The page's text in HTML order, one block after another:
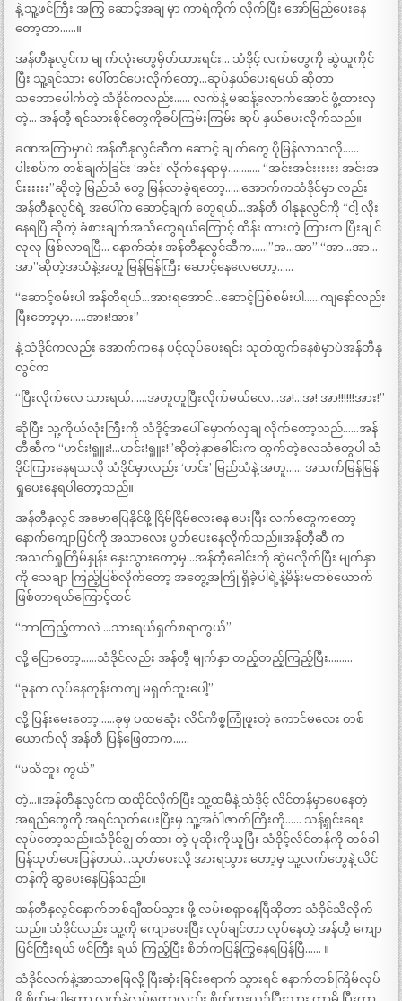
နဲ့ သူ့ဖင်ကြီး အကြွ ဆောင့်အချ မှာ ကာရံကိုက် လိုက်ပြီး အော်မြည်ပေးနေ
တော့တာ……။
အန်တီနုလွင်က မျ က်လုံးတွေမှိတ်ထားရင်း… သံဒိုင့် လက်တွေကို ဆွဲယူကိုင်
ပြီး သူ့ရင်သား ပေါ်တင်ပေးလိုက်တော့…ဆုပ်နှယ်ပေးရမယ် ဆိုတာ
သဘောပေါက်တဲ့ သံဒိုင်ကလည်း…… လက်နဲ့ မဆန့်လောက်အောင် ဖွံ့ထားလှ
တဲ့… အန်တီ့ ရင်သားစိုင်တွေကိုခပ်ကြမ်းကြမ်း ဆုပ် နှယ်ပေးလိုက်သည်။
ခဏအကြာမှာပဲ အန်တီနုလွင်ဆီက ဆောင့် ချ က်တွေ ပိုမြန်လာသလို……
ပါးစပ်က တစ်ချက်ခြင်း ‘အင်း’ လိုက်နေရာမှ………… “အင်းအင်းးးးးး အင်းအ
င်းးးးးး”ဆိုတဲ့ မြည်သံ တွေ မြန်လာခဲ့ရတော့……အောက်ကသံဒိုင်မှာ လည်း
အန်တီနုလွင်ရဲ့ အပေါ်က ဆောင့်ချက် တွေရယ်…အန်တီ ဝါနုနုလွင်ကို “ငါ့ လိုး
နေရပြီ ဆိုတဲ့ ခံစားချက်အသိတွေရယ်ကြောင့် ထိန်း ထားတဲ့ ကြားက ပြီးချ င်
လုလု ဖြစ်လာရပြီ… နောက်ဆုံး အန်တီနုလွင်ဆီက……”အ…အာ” “အာ…အာ…
အာ”ဆိုတဲ့အသံနဲ့အတူ မြန်မြန်ကြီး ဆောင့်နေလေတော့……
“ဆောင့်စမ်းပါ အန်တီရယ်…အားရအောင်…ဆောင့်ပြစ်စမ်းပါ……ကျနော်လည်း
ပြီးတော့မှာ……အား!အား”
နဲ့ သံဒိုင်ကလည်း အောက်ကနေ ပင့်လုပ်ပေးရင်း သုတ်ထွက်နေစဲမှာပဲအန်တီနု
လွင်က
“ပြီးလိုက်လေ သားရယ်……အတူတူပြီးလိုက်မယ်လေ…အ!…အ! အာ!!!!!!အား!”
ဆိုပြီး သူ့ကိုယ်လုံးကြီးကို သံဒိုင့်အပေါ် မှောက်လှချ လိုက်တော့သည်……အန်
တီဆီက “ဟင်း!ရူူး!…ဟင်း!ရူူး!”ဆိုတဲ့နှာခေါင်းက ထွက်တဲ့လေသံတွေပါ သံ
ဒိုင်ကြားနေရသလို သံဒိုင်မှာလည်း ‘ဟင်း’ မြည်သံနဲ့ အတူ…… အသက်မြန်မြန်
ရှုပေးနေရပါတော့သည်။
အန်တီနုလွင် အမောပြေနိုင်ဖို့ ငြိမ်ငြိမ်လေးနေ ပေးပြီး လက်တွေကတော့
နောက်ကျောပြင်ကို အသာလေး ပွတ်ပေးနေလိုက်သည်။အန်တီ့ဆီ က
အသက်ရှုကြိမ်နှုန်း နှေးသွားတော့မှ…အန်တီ့ခေါင်းကို ဆွဲမလိုက်ပြီး မျက်နှာ
ကို သေချာ ကြည့်ပြစ်လိုက်တော့ အတွေ့အကြုံ ရှိခဲ့ပါရဲ့နဲ့မိန်းမတစ်ယောက်
ဖြစ်တာရယ်ကြောင့်ထင်
“ဘာကြည့်တာလဲ …သားရယ်ရှက်စရာကွယ်”
လို့ ပြောတော့……သံဒိုင်လည်း အန်တီ့ မျက်နှာ တည့်တည့်ကြည့်ပြီး………
“ခုနက လုပ်နေတုန်းကကျ မရှက်ဘူးပေါ့”
လို့ ပြန်းမေးတော့……ခုမှ ပထမဆုံး လိင်ကိစ္စကြုံဖူးတဲ့ ကောင်မလေး တစ်
ယောက်လို အန်တီ ပြန်ဖြေတာက……
“မသိဘူး ကွယ်”
တဲ့…။အန်တီနုလွင်က ထထိုင်လိုက်ပြီး သူ့ထမီနဲ့ သံဒိုင့် လိင်တန်မှာပေနေတဲ့
အရည်တွေကို အရင်သုတ်ပေးပြီးမှ သူ့အင်္ဂါဇာတ်ကြီးကို…… သန့်ရှင်းရေး
လုပ်တော့သည်။သံဒိုင်ချွ တ်ထား တဲ့ ပုဆိုးကိုယူပြီး သံဒိုင့်လိင်တန်ကို တစ်ခါ
ပြန်သုတ်ပေးပြန်တယ်…သုတ်ပေးလို့ အားရသွား တော့မှ သူ့လက်တွေနဲ့ လိင်
တန်ကို ဆွပေးနေပြန်သည်။
အန်တီနုလွင်နောက်တစ်ချီထပ်သွား ဖို့ လမ်းစရှာနေပြီဆိုတာ သံဒိုင်သိလိုက်
သည်။ သံဒိုင်လည်း သူ့ကို ကျောပေးပြီး လုပ်ချင်တာ လုပ်နေတဲ့ အန်တီ့ ကျော
ပြင်ကြီးရယ် ဖင်ကြီး ရယ် ကြည့်ပြီး စိတ်ကပြန်ကြွနေရပြန်ပြီ…… ။
သံဒိုင်လက်နဲ့အာသာဖြေလို့ ပြီးဆုံးခြင်းရောက် သွားရင် နောက်တစ်ကြိမ်လုပ်